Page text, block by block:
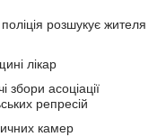
розшукує жителя
лікар
збори асоціації
репресій
камер